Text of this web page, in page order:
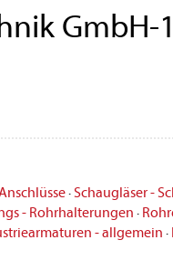
GmbH-1
·Schaugläser -
- Rohrhalterungen ·
- allgemein ·